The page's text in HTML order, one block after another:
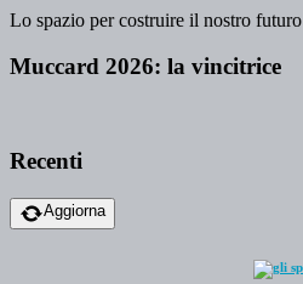
Lo spazio per costruire il nostro futuro
Muccard 2026: la vincitrice
Recenti
Aggiorna